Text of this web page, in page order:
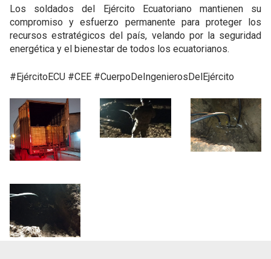
Los soldados del Ejército Ecuatoriano mantienen su
compromiso y esfuerzo permanente para proteger los
recursos estratégicos del país, velando por la seguridad
energética y el bienestar de todos los ecuatorianos.
#EjércitoECU #CEE #CuerpoDeIngenierosDelEjército